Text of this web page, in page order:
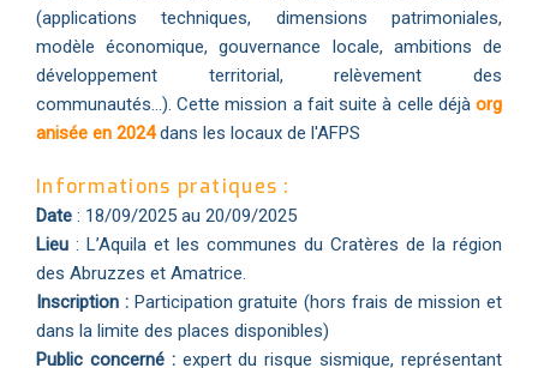
(applications techniques, dimensions patrimoniales,
modèle économique, gouvernance locale, ambitions de
développement territorial, relèvement des
communautés...). Cette mission a fait suite à celle déjà org
anisée en 2024dans les locaux de l'AFPS
Informations pratiques :
Date : 18/09/2025 au 20/09/2025
Lieu : L’Aquila et les communes du Cratères de la région
des Abruzzes et Amatrice.
Inscription : Participation gratuite (hors frais de mission et
dans la limite des places disponibles)
Public concerné : expert du risque sismique, représentant